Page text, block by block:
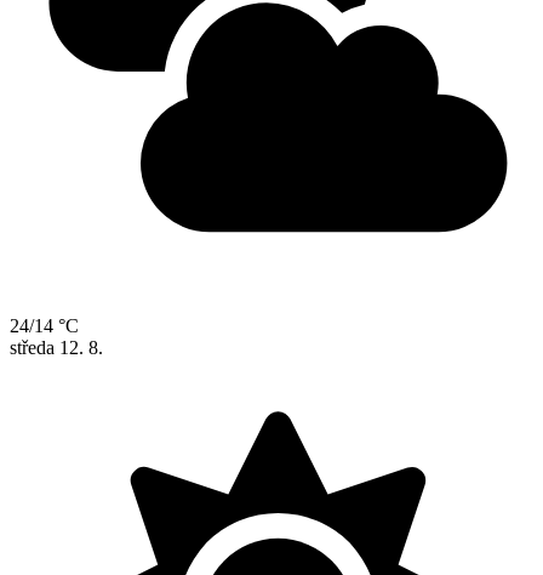
24/14 °C
středa 12. 8.